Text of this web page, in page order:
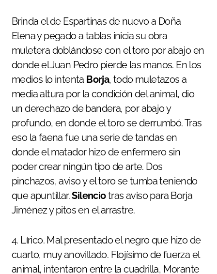
Brinda el de Espartinas de nuevo a Doña
Elena y pegado a tablas inicia su obra
muletera doblándose con el toro por abajo en
donde el Juan Pedro pierde las manos. En los
medios lo intenta Borja, todo muletazos a
media altura por la condición del animal, dio
un derechazo de bandera, por abajo y
profundo, en donde el toro se derrumbó. Tras
eso la faena fue una serie de tandas en
donde el matador hizo de enfermero sin
poder crear ningún tipo de arte. Dos
pinchazos, aviso y el toro se tumba teniendo
que apuntillar.Silenciotras aviso para Borja
Jiménez y pitos en el arrastre.
4. Lírico. Mal presentado el negro que hizo de
cuarto, muy anovillado. Flojísimo de fuerza el
animal, intentaron entre la cuadrilla, Morante